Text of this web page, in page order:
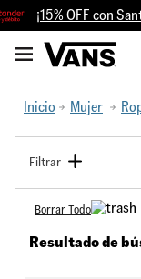
¡15% OFF con
Inicio Mujer
Filtrar
Borrar Todo
Resultado de